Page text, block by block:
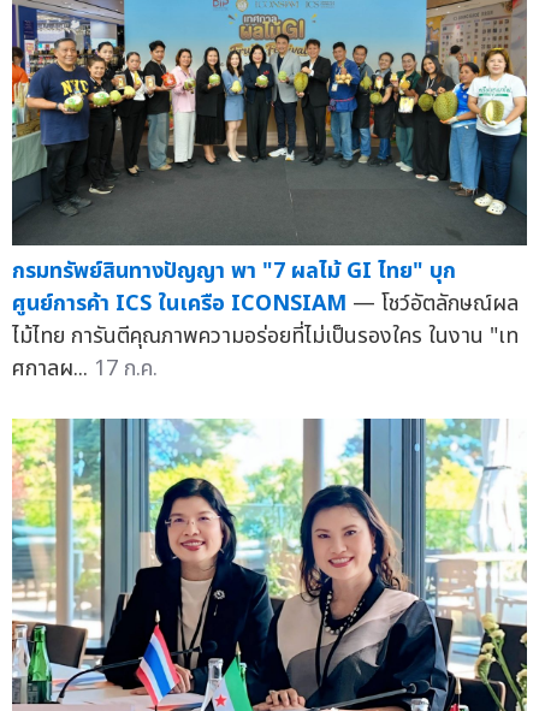
กรมทรัพย์สินทางปัญญา พา "7 ผลไม้ GI ไทย" บุก
ศูนย์การค้า ICS ในเครือ ICONSIAM — โชว์อัตลักษณ์ผล
ไม้ไทย การันตีคุณภาพความอร่อยที่ไม่เป็นรองใคร ในงาน "เท
ศกาลผ... 17 ก.ค.